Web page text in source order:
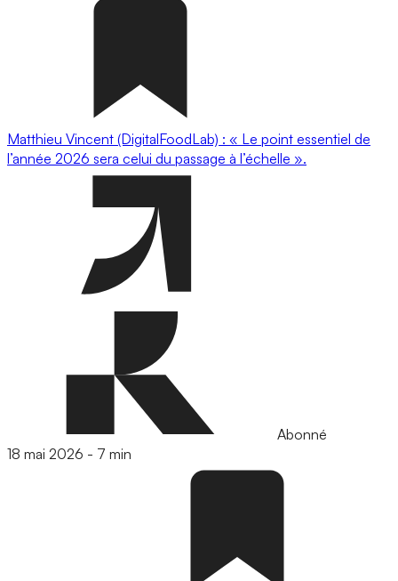
Matthieu Vincent (DigitalFoodLab) : « Le point essentiel de
l’année 2026 sera celui du passage à l’échelle ».
Abonné
18 mai 2026 - 7 min